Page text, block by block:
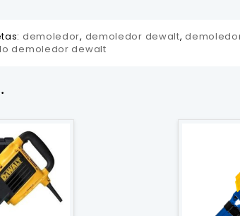
demoledor, demoledor dewalt,
demoledor dewalt